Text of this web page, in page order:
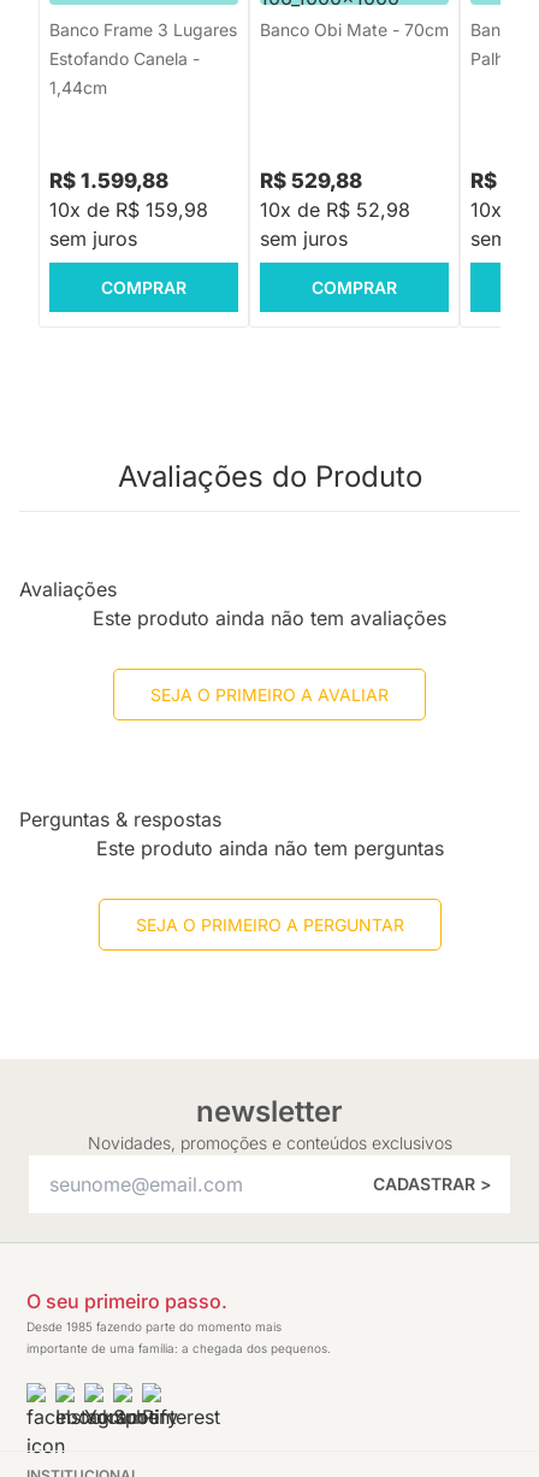
Banco Frame 3 Lugares
Estofando Canela -
1,44cm
R$ 1.599,88
10x de R$ 159,98
sem juros
COMPRAR
Banco Obi Mate - 70cm
R$ 529,88
10x de R$ 52,98
sem juros
COMPRAR
Palha -
R$
10x de
sem
Avaliações do Produto
Avaliações
Este produto ainda não tem avaliações
SEJA O PRIMEIRO A AVALIAR
Perguntas & respostas
Este produto ainda não tem perguntas
SEJA O PRIMEIRO A PERGUNTAR
newsletter
Novidades, promoções e conteúdos exclusivos
CADASTRAR >
O seu primeiro passo.
Desde 1985 fazendo parte do momento mais
importante de uma família: a chegada dos pequenos.